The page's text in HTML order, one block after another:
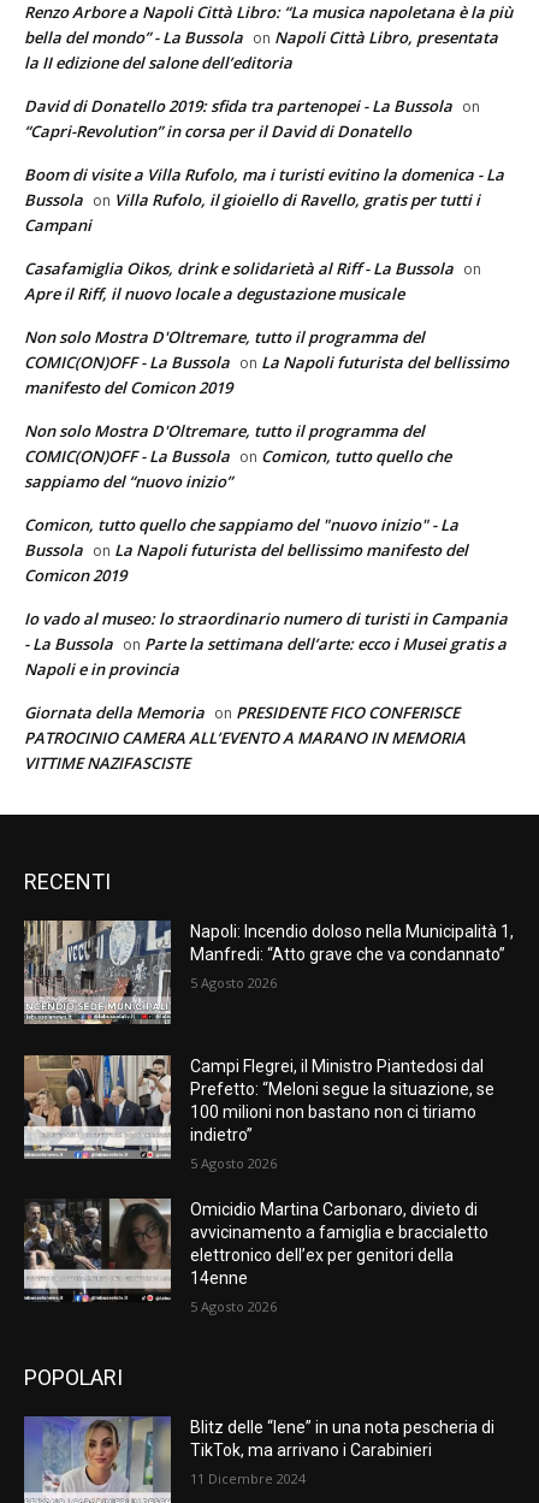
Renzo Arbore a Napoli Città Libro: “La musica napoletana è la più
bella del mondo” - La Bussola on Napoli Città Libro, presentata
la II edizione del salone dell’editoria
David di Donatello 2019: sfida tra partenopei - La Bussola on
“Capri-Revolution” in corsa per il David di Donatello
Boom di visite a Villa Rufolo, ma i turisti evitino la domenica - La
Bussola on Villa Rufolo, il gioiello di Ravello, gratis per tutti i
Campani
Casafamiglia Oikos, drink e solidarietà al Riff - La Bussola on
Apre il Riff, il nuovo locale a degustazione musicale
Non solo Mostra D'Oltremare, tutto il programma del
COMIC(ON)OFF - La Bussola on La Napoli futurista del bellissimo
manifesto del Comicon 2019
Non solo Mostra D'Oltremare, tutto il programma del
COMIC(ON)OFF - La Bussola on Comicon, tutto quello che
sappiamo del “nuovo inizio”
Comicon, tutto quello che sappiamo del "nuovo inizio" - La
Bussola on La Napoli futurista del bellissimo manifesto del
Comicon 2019
Io vado al museo: lo straordinario numero di turisti in Campania
- La Bussola on Parte la settimana dell’arte: ecco i Musei gratis a
Napoli e in provincia
Giornata della Memoria on PRESIDENTE FICO CONFERISCE
PATROCINIO CAMERA ALL’EVENTO A MARANO IN MEMORIA
VITTIME NAZIFASCISTE
RECENTI
Napoli: Incendio doloso nella Municipalità 1,
Manfredi: “Atto grave che va condannato”
5 Agosto 2026
Campi Flegrei, il Ministro Piantedosi dal
Prefetto: “Meloni segue la situazione, se
100 milioni non bastano non ci tiriamo
indietro”
5 Agosto 2026
Omicidio Martina Carbonaro, divieto di
avvicinamento a famiglia e braccialetto
elettronico dell’ex per genitori della
14enne
5 Agosto 2026
POPOLARI
Blitz delle “Iene” in una nota pescheria di
TikTok, ma arrivano i Carabinieri
11 Dicembre 2024